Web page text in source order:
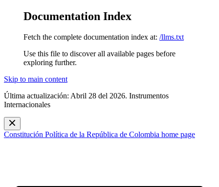
Documentation Index
Fetch the complete documentation index at: /llms.txt
Use this file to discover all available pages before
exploring further.
Skip to main content
Última actualización: Abril 28 del 2026. Instrumentos
Internacionales
Constitución Política de la República de Colombia home page